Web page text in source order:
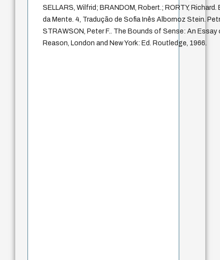
SELLARS, Wilfrid; BRANDOM, Robert.; RORTY,
da Mente. 4, Tradução de Sofia Inês Albornoz Stein.
STRAWSON, Peter F.. The Bounds of Sense: An
Reason, London and New York: Ed. Routledge, 1966.